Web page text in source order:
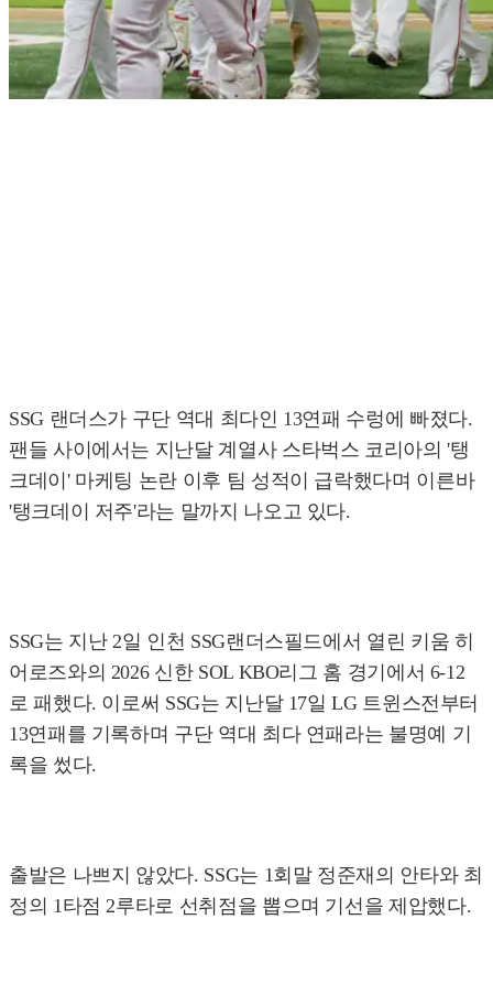
SSG 랜더스가 구단 역대 최다인 13연패 수렁에 빠졌다.
팬들 사이에서는 지난달 계열사 스타벅스 코리아의 '탱
크데이' 마케팅 논란 이후 팀 성적이 급락했다며 이른바
'탱크데이 저주'라는 말까지 나오고 있다.
SSG는 지난 2일 인천 SSG랜더스필드에서 열린 키움 히
어로즈와의 2026 신한 SOL KBO리그 홈 경기에서 6-12
로 패했다. 이로써 SSG는 지난달 17일 LG 트윈스전부터
13연패를 기록하며 구단 역대 최다 연패라는 불명예 기
록을 썼다.
출발은 나쁘지 않았다. SSG는 1회말 정준재의 안타와 최
정의 1타점 2루타로 선취점을 뽑으며 기선을 제압했다.